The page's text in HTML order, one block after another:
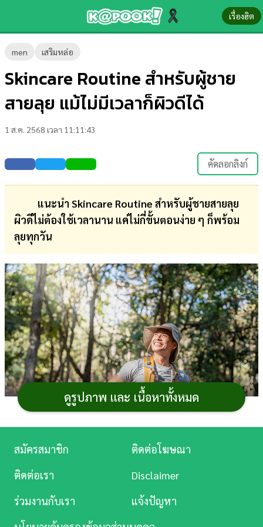
เรื่องฮิต
men เสริมหล่อ
Skincare Routine สำหรับผู้ชาย
สายลุย แม้ไม่มีเวลาก็ผิวดีได้
1 ส.ค. 2568 เวลา 11:11:43
คัดลอกลิงก์
แนะนำ Skincare Routine สำหรับผู้ชายสายลุย
ผิวดีไม่ต้องใช้เวลานาน แค่ไม่กี่ขั้นตอนง่าย ๆ ก็พร้อม
ลุยทุกวัน
ในยุคที่ชีวิตเร่งรีบ ผู้ชายหลายคนต้องเผชิญกับ
กิจกรรมกลางแจ้ง แดด ลม ฝุ่น หรือแม้แต่งานหนักในแต่ละ
เยอะถึงจะดูแลผิวได้ เพราะจริง ๆ แล้วSkincare Routine
ผู้ชาย
และการใช้ ครีมบำรุงผิวหน้า
ดูรูปภาพ และ เนื้อหาทั้งหมด
ข่าว-
ความ
รู้
บันเทิง
ตรวจ
ผล
บอล
สด
การ
เงิน
การ
ศึกษา
บันเทิง
ดู
Music
สมัครสมาชิก
ติดต่อโฆษณา
ติดต่อเรา
Disclaimer
ร่วมงานกับเรา
แจ้งปัญหา